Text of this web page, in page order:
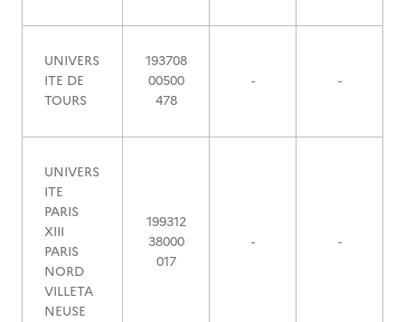
UNIVERS
ITE DE
TOURS
193708
00500
478
- -
UNIVERS
ITE
PARIS
XIII
PARIS
NORD
VILLETA
NEUSE
199312
38000
017
- -